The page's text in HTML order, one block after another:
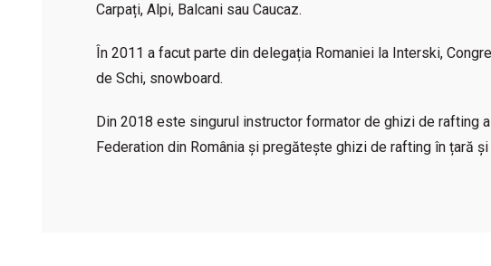
Carpați, Alpi, Balcani sau Caucaz.
În 2011 a facut parte din delegația Romaniei la Interski,
de Schi, snowboard.
Din 2018 este singurul instructor formator de ghizi de rafting
Federation din România și pregătește ghizi de rafting în țară și